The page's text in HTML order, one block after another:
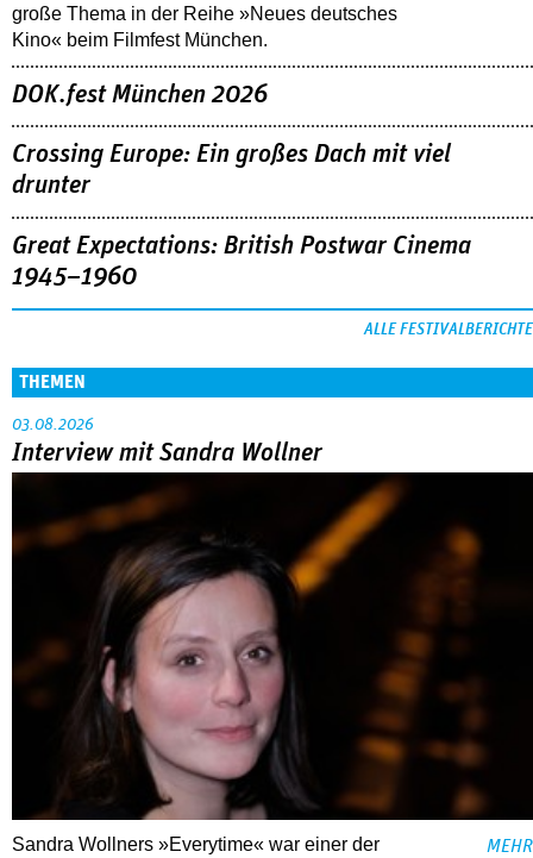
große Thema in der Reihe »Neues deutsches
Kino« beim Filmfest München.
DOK.fest München 2026
Crossing Europe: Ein großes Dach mit viel
drunter
Great Expectations: British Postwar Cinema
1945–1960
ALLE FESTIVALBERICHTE
THEMEN
03.08.2026
Interview mit Sandra Wollner
Sandra Wollners »Everytime« war einer der
MEHR